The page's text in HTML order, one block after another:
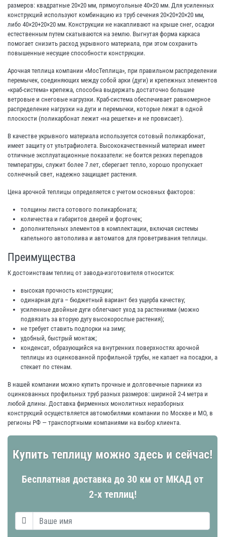
размеров: квадратные 20×20 мм, прямоугольные 40×20 мм. Для усиленных
конструкций используют комбинацию из труб сечения 20×20+20×20 мм,
либо 40×20+20×20 мм. Конструкции не накапливают на крыше снег, осадки
естественным путем скатываются на землю. Выгнутая форма каркаса
помогает снизить расход укрывного материала, при этом сохранить
повышенные несущие способности конструкции.
Арочная теплица компании «МосТеплица», при правильном распределении
перемычек, соединяющих между собой арки (дуги) и крепежных элементов
«краб-система» крепежа, способна выдержать достаточно большие
ветровые и снеговые нагрузки. Краб-система обеспечивает равномерное
распределение нагрузки на дуги и перемычки, которые лежат в одной
плоскости (поликарбонат лежит «на решетке» и не провисает).
В качестве укрывного материала используется сотовый поликарбонат,
имеет защиту от ультрафиолета. Высококачественный материал имеет
отличные эксплуатационные показатели: не боится резких перепадов
температуры, служит более 7 лет, сберегает тепло, хорошо пропускает
солнечный свет, надежно защищает растения.
Цена арочной теплицы определяется с учетом основных факторов:
толщины листа сотового поликарбоната;
количества и габаритов дверей и форточек;
дополнительных элементов в комплектации, включая системы
капельного автополива и автоматов для проветривания теплицы.
Преимущества
К достоинствам теплиц от завода-изготовителя относится:
высокая прочность конструкции;
одинарная дуга – бюджетный вариант без ущерба качеству;
усиленные двойные дуги облегчают уход за растениями (можно
подвязать за вторую дугу высокорослые растения);
не требует ставить подпорки на зиму;
удобный, быстрый монтаж;
конденсат, образующийся на внутренних поверхностях арочной
теплицы из оцинкованной профильной трубы, не капает на посадки, а
стекает по стенам.
В нашей компании можно купить прочные и долговечные парники из
оцинкованных профильных труб разных размеров: шириной 2-4 метра и
любой длины. Доставка фирменных монолитных неразборных
конструкций осуществляется автомобилями компании по Москве и МО, в
регионы РФ — транспортными компаниями на выбор клиента.
Купить теплицу можно здесь и сейчас!
Бесплатная доставка до 30 км от МКАД от
2-х теплиц!